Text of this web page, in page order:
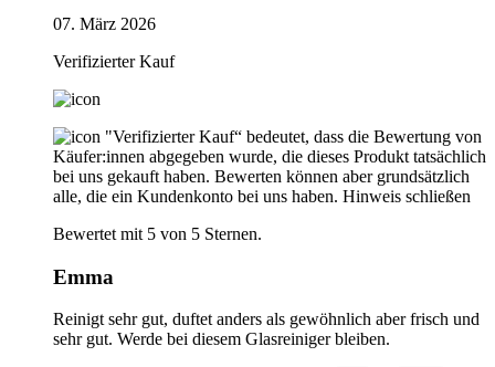
07. März 2026
Verifizierter Kauf
"Verifizierter Kauf“ bedeutet, dass die Bewertung von
Käufer:innen abgegeben wurde, die dieses Produkt tatsächlich
bei uns gekauft haben. Bewerten können aber grundsätzlich
alle, die ein Kundenkonto bei uns haben. Hinweis schließen
Bewertet mit 5 von 5 Sternen.
Emma
Reinigt sehr gut, duftet anders als gewöhnlich aber frisch und
sehr gut. Werde bei diesem Glasreiniger bleiben.